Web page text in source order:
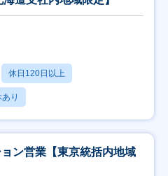
休日120日以上
り
ン営業【東京統括内地域